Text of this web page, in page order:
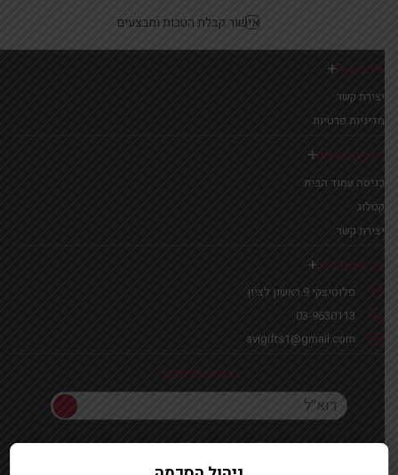
אישור קבלת הטבות ומבצעים
מידע נוסף
יצירת קשר
מדיניות פרטיות
לינקים נפוצים
כניסה עמוד הבית
קטלוג
יצירת קשר
צרו איתנו קשר
פלוטיצקי 9 ראשון לציון
03-9630113
avigifts1@gmail.com
הרשמה לניוזלטר